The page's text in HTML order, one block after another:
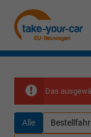
Das
Alle